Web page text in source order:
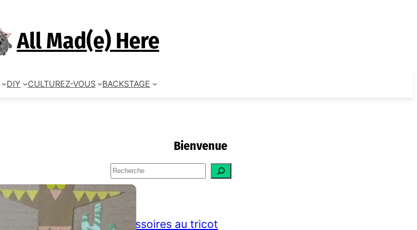
All Mad(e) Here
DIY CULTUREZ-VOUS BACKSTAGE
Bienvenue
S
e
a
TAGS
accessoires au tricot